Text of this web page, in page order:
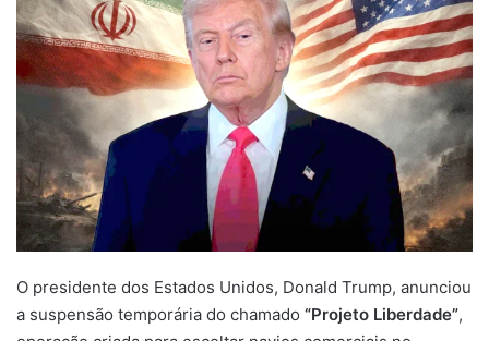
O presidente dos Estados Unidos, Donald Trump, anunciou
a suspensão temporária do chamado “Projeto Liberdade”,